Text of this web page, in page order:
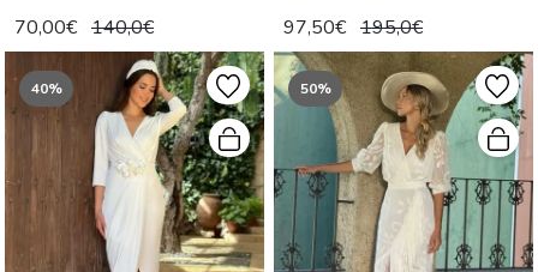
70,00€ 140,0€ 97,50€ 195,0€
40% 50%